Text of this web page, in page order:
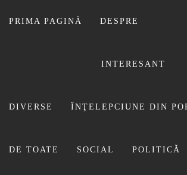
PRIMA PAGINĂ DESPRE
INTERESANT
DIVERSE ÎNŢELEPCIUNE DIN
DE TOATE SOCIAL POLITICĂ
UN SIMPLU OM!